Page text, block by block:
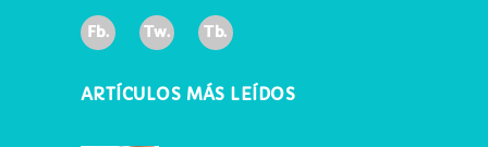
Fb. Tw. Tb.
ARTÍCULOS MÁS LEÍDOS